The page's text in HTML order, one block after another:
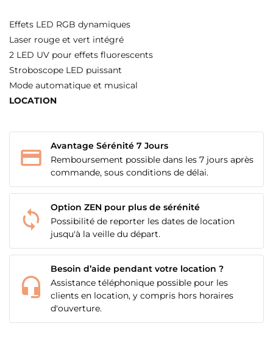
Effets LED RGB dynamiques
Laser rouge et vert intégré
2 LED UV pour effets fluorescents
Stroboscope LED puissant
Mode automatique et musical
LOCATION
Avantage Sérénité 7 Jours
Remboursement possible dans les 7 jours après
commande, sous conditions de délai.
Option ZEN pour plus de sérénité
Possibilité de reporter les dates de location
jusqu'à la veille du départ.
Besoin d’aide pendant votre location ?
Assistance téléphonique possible pour les
clients en location, y compris hors horaires
d'ouverture.